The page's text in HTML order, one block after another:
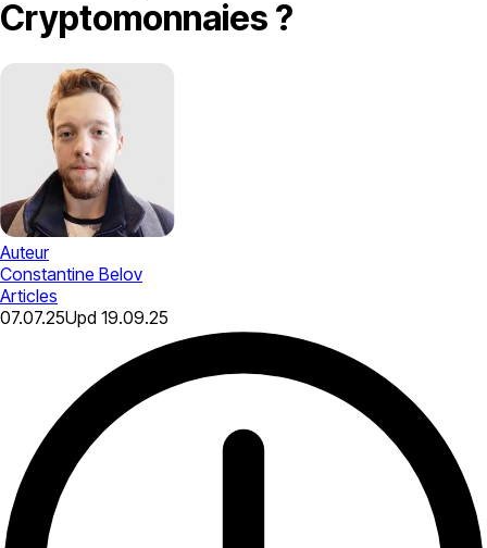
Cryptomonnaies ?
Auteur
Constantine Belov
Articles
07.07.25Upd 19.09.25